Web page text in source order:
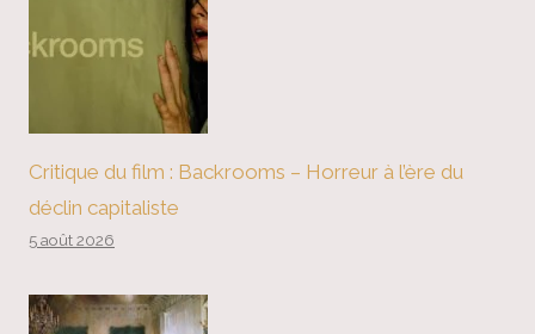
Critique du film : Backrooms – Horreur à l’ère du
déclin capitaliste
5 août 2026